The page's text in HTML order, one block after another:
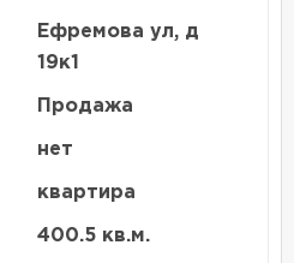
Ефремова ул, д
19к1
Продажа
нет
квартира
400.5 кв.м.